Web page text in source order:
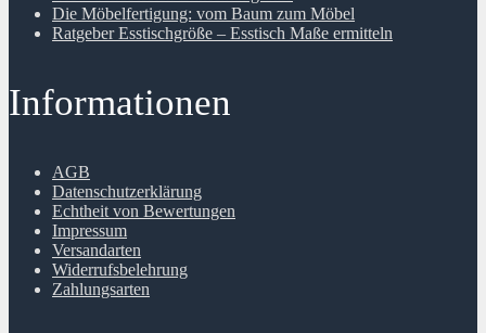
Die Möbelfertigung: vom Baum zum Möbel
Ratgeber Esstischgröße – Esstisch Maße ermitteln
Informationen
AGB
Datenschutzerklärung
Echtheit von Bewertungen
Impressum
Versandarten
Widerrufsbelehrung
Zahlungsarten